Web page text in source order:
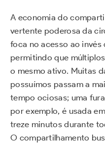
A economia do
vertente poderosa da
foca no acesso ao invés
permitindo que
o mesmo ativo. Muitas
possuímos passam a
tempo ociosas; uma
por exemplo, é usada
treze minutos durante
O compartilhamento